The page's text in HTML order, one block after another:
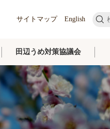
サイトマップ English
検
田辺うめ対策協議会